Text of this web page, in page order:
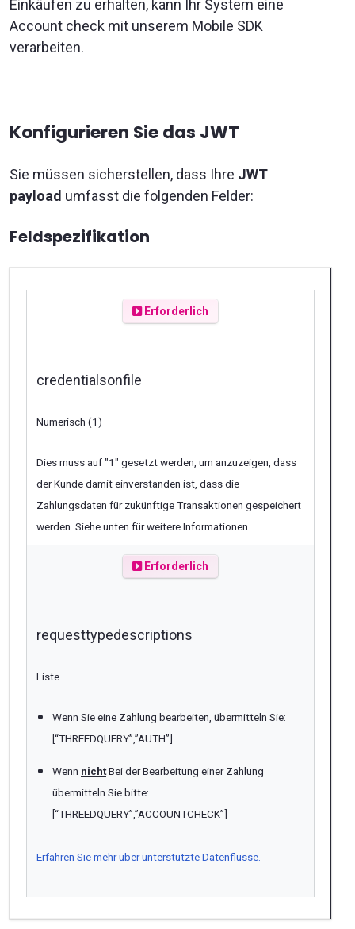
Einkäufen zu erhalten, kann Ihr System eine
Account check mit unserem Mobile SDK
verarbeiten.
Konfigurieren Sie das JWT
Sie müssen sicherstellen, dass Ihre JWT
payload umfasst die folgenden Felder:
Feldspezifikation
Erforderlich
credentialsonfile
Numerisch (1)
Dies muss auf "1" gesetzt werden, um anzuzeigen, dass
der Kunde damit einverstanden ist, dass die
Zahlungsdaten für zukünftige Transaktionen gespeichert
werden. Siehe unten für weitere Informationen.
Erforderlich
requesttypedescriptions
Liste
Wenn Sie eine Zahlung bearbeiten, übermitteln Sie:
[“THREEDQUERY”,”AUTH”]
Wenn nichtBei der Bearbeitung einer Zahlung
übermitteln Sie bitte:
[“THREEDQUERY”,”ACCOUNTCHECK”]
Erfahren Sie mehr über unterstützte Datenflüsse.